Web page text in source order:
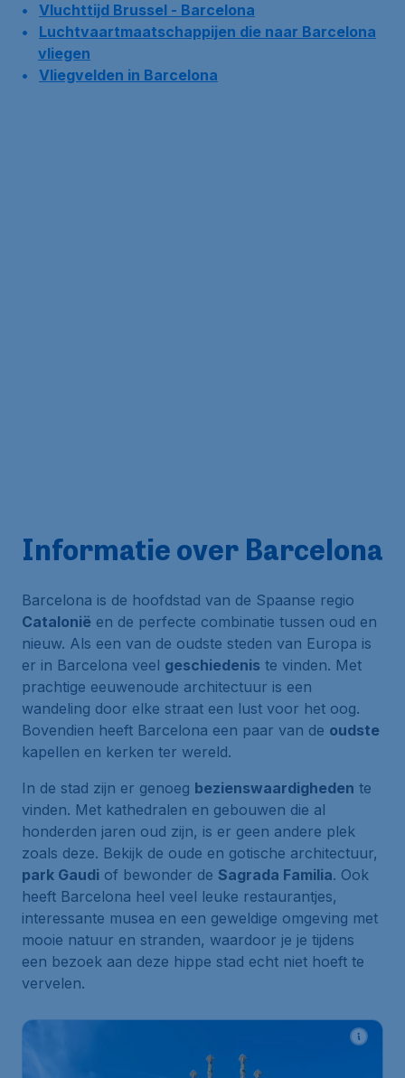
Vluchttijd Brussel - Barcelona
Luchtvaartmaatschappijen die naar Barcelona
vliegen
Vliegvelden in Barcelona
Informatie over Barcelona
Barcelona is de hoofdstad van de Spaanse regio
Catalonië en de perfecte combinatie tussen oud en
nieuw. Als een van de oudste steden van Europa is
er in Barcelona veel geschiedenis te vinden. Met
prachtige eeuwenoude architectuur is een
wandeling door elke straat een lust voor het oog.
Bovendien heeft Barcelona een paar van de oudste
kapellen en kerken ter wereld.
In de stad zijn er genoeg bezienswaardigheden te
vinden. Met kathedralen en gebouwen die al
honderden jaren oud zijn, is er geen andere plek
zoals deze. Bekijk de oude en gotische architectuur,
park Gaudi of bewonder de Sagrada Familia. Ook
heeft Barcelona heel veel leuke restaurantjes,
interessante musea en een geweldige omgeving met
mooie natuur en stranden, waardoor je je tijdens
een bezoek aan deze hippe stad echt niet hoeft te
vervelen.